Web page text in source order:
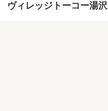
ヴィレッジトーコー湯